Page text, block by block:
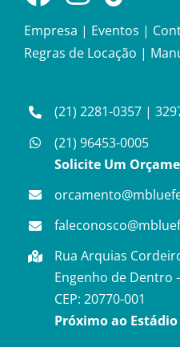
Empresa | Eventos |
Regras de Locação |
(21) 2281-0357 |
(21) 96453-0005
Solicite Um
Rua Arquias
Engenho de Dentro
CEP: 20770-001
Próximo ao